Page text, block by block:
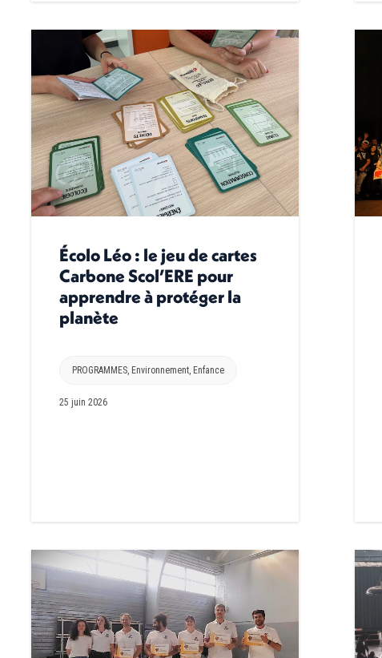
Écolo Léo : le jeu de cartes
Carbone Scol’ERE pour
apprendre à protéger la
planète
PROGRAMMES, Environnement, Enfance
25 juin 2026